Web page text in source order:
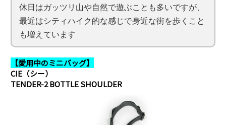
休日はガッツリ山や自然で遊ぶことも多いですが、
最近はシティハイク的な感じで身近な街を歩くこと
も増えています
【愛用中のミニバッグ】
CIE（シー）
TENDER-2 BOTTLE SHOULDER